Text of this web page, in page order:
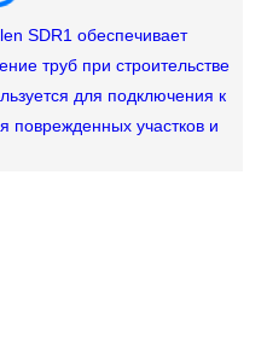
SDR1 обеспечивает
труб при строительстве
для подключения к
участков и